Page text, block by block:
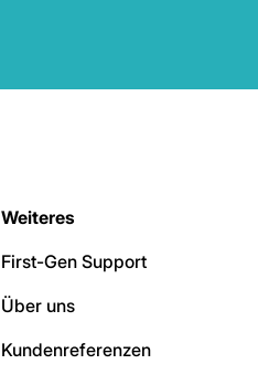
Weiteres
First-Gen Support
Über uns
Kundenreferenzen